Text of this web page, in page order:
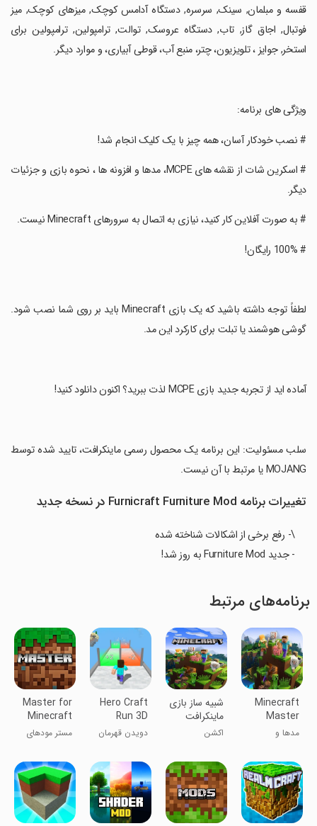
قفسه و مبلمان, سینک, سرسره, دستگاه آدامس کوچک, میزهای کوچک, میز
فوتبال, اجاق گاز, تاب, دستگاه عروسک, توالت, ترامپولین, ترامپولین برای
استخر, جوایز ، تلویزیون، چتر، منبع آب، قوطی آبیاری، و موارد دیگر.
‏ویژگی های برنامه:
‏# نصب خودکار آسان، همه چیز با یک کلیک انجام شد!
‏# اسکرین شات از نقشه های MCPE، مدها و افزونه ها ، نحوه بازی و جزئیات
دیگر.
‏# به صورت آفلاین کار کنید، نیازی به اتصال به سرورهای Minecraft نیست.
‏# 100% رایگان!
‏لطفاً توجه داشته باشید که یک بازی Minecraft باید بر روی شما نصب شود.
گوشی هوشمند یا تبلت برای کارکرد این مد.
‏آماده اید از تجربه جدید بازی MCPE لذت ببرید؟ اکنون دانلود کنید!
‏سلب مسئولیت: این برنامه یک محصول رسمی ماینکرافت، تایید شده توسط
MOJANG یا مرتبط با آن نیست.
تغییرات برنامه Furnicraft Furniture Mod در نسخه جدید
\- رفع برخی از اشکالات شناخته شده
- جدید Furniture Mod به روز شد!
برنامه‌های مرتبط
Minecraft
Master
Mods &
Maps
مدها و
ماینکرفت
شبیه ساز بازی
ماینکرافت
اکشن
Hero Craft
Run 3D
دویدن قهرمان
Master for
Minecraft
Mods
مستر مودهای